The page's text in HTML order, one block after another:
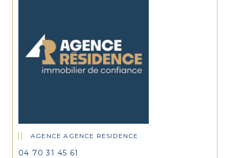
AGENCE AGENCE RESIDENCE
04 70 31 45 61